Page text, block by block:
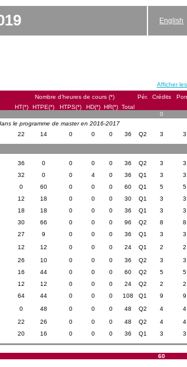
English
Afficher
Nombre d’heures de cours (*) Pér. Crédits
HT(*)
HTPE(*) HTPS(*) HD(*) HR(*) Total
0
le programme de master en 2016-2017
22 14 0 0 0 36 Q2 3 3
36 0 0 0 0 36 Q2 3 3
32 0 0 4 0 36 Q1 3 3
0 60 0 0 0 60 Q1 5 5
12 18 0 0 0 30 Q1 3 3
18 18 0 0 0 36 Q1 3 3
30 66 0 0 0 96 Q2 8 8
27 9 0 0 0 36 Q1 3 3
12 12 0 0 0 24 Q1 2 2
26 10 0 0 0 36 Q2 3 3
16 44 0 0 0 60 Q2 5 5
12 12 0 0 0 24 Q2 2 2
64 44 0 0 0 108 Q1 9 9
0 48 0 0 0 48 Q2 4 4
22 26 0 0 0 48 Q2 4 4
20 16 0 0 0 36 Q1 3 3
60